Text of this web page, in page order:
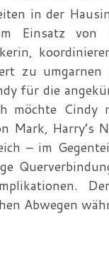
in der
Einsatz von
zu
für die
möchte
Mark, Harry’s
– im
Abwegen